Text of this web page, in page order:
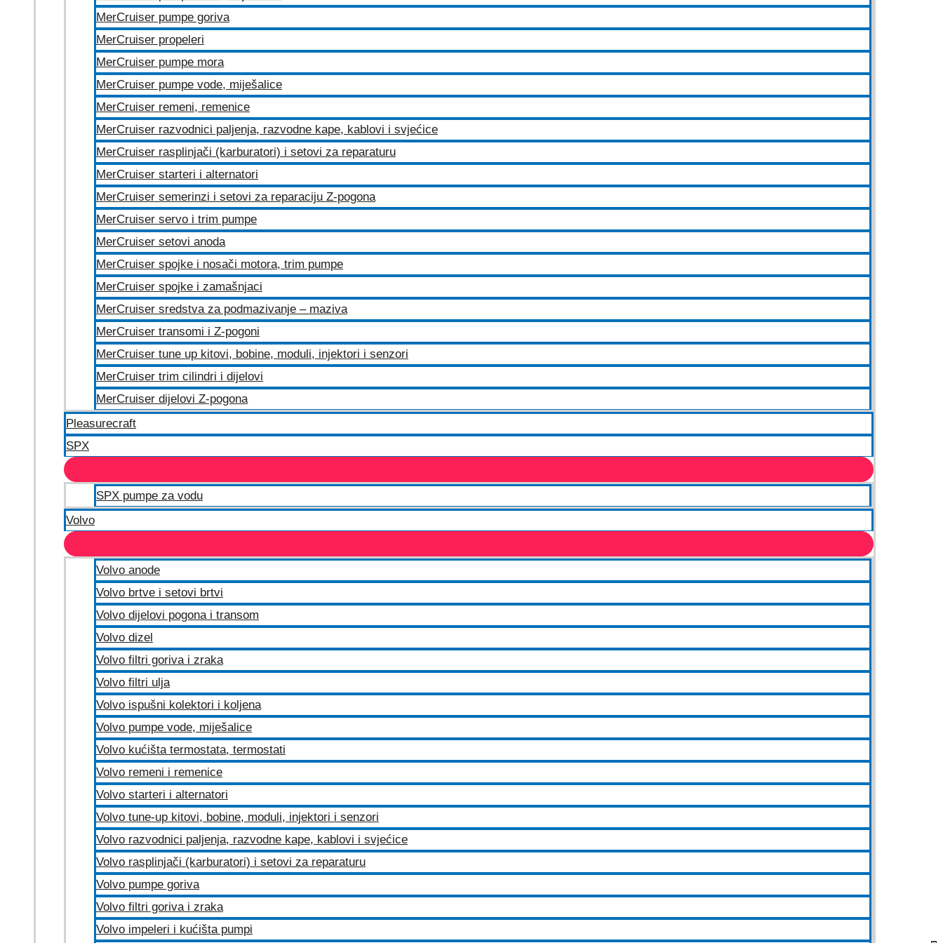
MerCruiser pumpe goriva
MerCruiser propeleri
MerCruiser pumpe mora
MerCruiser pumpe vode, miješalice
MerCruiser remeni, remenice
MerCruiser razvodnici paljenja, razvodne kape, kablovi i svjećice
MerCruiser rasplinjači (karburatori) i setovi za reparaturu
MerCruiser starteri i alternatori
MerCruiser semerinzi i setovi za reparaciju Z-pogona
MerCruiser servo i trim pumpe
MerCruiser setovi anoda
MerCruiser spojke i nosači motora, trim pumpe
MerCruiser spojke i zamašnjaci
MerCruiser sredstva za podmazivanje – maziva
MerCruiser transomi i Z-pogoni
MerCruiser tune up kitovi, bobine, moduli, injektori i senzori
MerCruiser trim cilindri i dijelovi
MerCruiser dijelovi Z-pogona
Pleasurecraft
SPX
SPX pumpe za vodu
Volvo
Volvo anode
Volvo brtve i setovi brtvi
Volvo dijelovi pogona i transom
Volvo dizel
Volvo filtri goriva i zraka
Volvo filtri ulja
Volvo ispušni kolektori i koljena
Volvo pumpe vode, miješalice
Volvo kućišta termostata, termostati
Volvo remeni i remenice
Volvo starteri i alternatori
Volvo tune-up kitovi, bobine, moduli, injektori i senzori
Volvo razvodnici paljenja, razvodne kape, kablovi i svjećice
Volvo rasplinjači (karburatori) i setovi za reparaturu
Volvo pumpe goriva
Volvo filtri goriva i zraka
Volvo impeleri i kućišta pumpi